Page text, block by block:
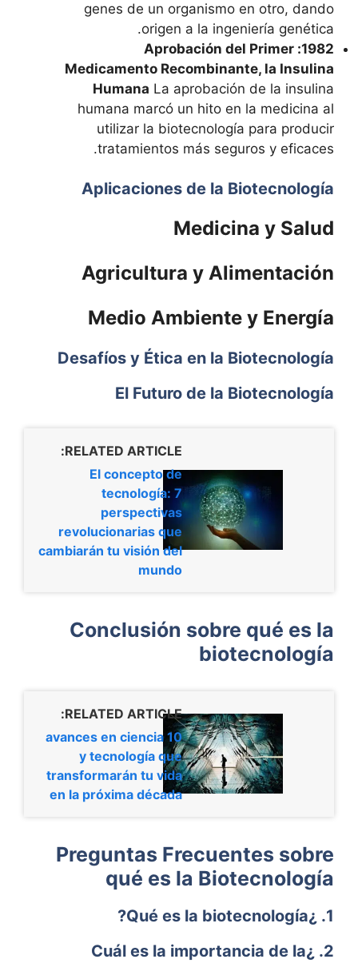
genes de un organismo en otro, dando
origen a la ingeniería genética.
1982: Aprobación del Primer
Medicamento Recombinante, la Insulina
Humana La aprobación de la insulina
humana marcó un hito en la medicina al
utilizar la biotecnología para producir
tratamientos más seguros y eficaces.
Aplicaciones de la Biotecnología
Medicina y Salud
Agricultura y Alimentación
Medio Ambiente y Energía
Desafíos y Ética en la Biotecnología
El Futuro de la Biotecnología
RELATED ARTICLE:
El concepto de
tecnología: 7
perspectivas
revolucionarias que
cambiarán tu visión del
mundo
Conclusión sobre qué es la
biotecnología
RELATED ARTICLE:
10 avances en ciencia
y tecnología que
transformarán tu vida
en la próxima década
Preguntas Frecuentes sobre
qué es la Biotecnología
2. ¿Cuál es la importancia de la